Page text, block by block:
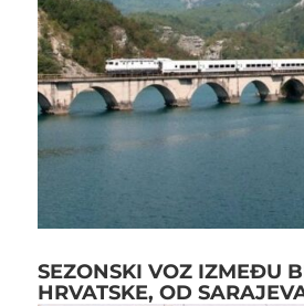
SEZONSKI VOZ IZMEĐU
HRVATSKE, OD